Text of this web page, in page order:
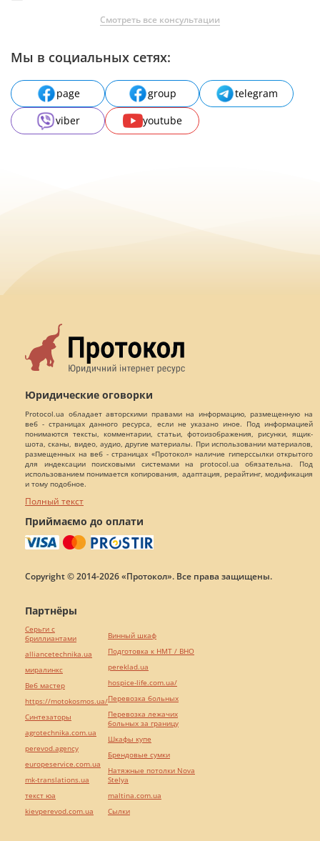
Смотреть все консультации
Мы в социальных сетях:
page group
telegram
viber
youtube
Юридические оговорки
Protocol.ua обладает авторскими правами на информацию, размещенную на
веб - страницах данного ресурса, если не указано иное. Под информацией
понимаются тексты, комментарии, статьи, фотоизображения, рисунки, ящик-
шота, сканы, видео, аудио, другие материалы. При использовании материалов,
размещенных на веб - страницах «Протокол» наличие гиперссылки открытого
для индексации поисковыми системами на protocol.ua обязательна. Под
использованием понимается копирования, адаптация, рерайтинг, модификация
и тому подобное.
Полный текст
Приймаємо до оплати
Copyright © 2014-2026 «Протокол». Все права защищены.
Партнёры
Серьги с
бриллиантами
alliancetechnika.ua
миралинкс
Веб мастер
https://motokosmos.ua/
Синтезаторы
agrotechnika.com.ua
perevod.agency
europeservice.com.ua
mk-translations.ua
текст юа
kievperevod.com.ua
Винный шкаф
Подготовка к НМТ / ВНО
pereklad.ua
hospice-life.com.ua/
Перевозка больных
Перевозка лежачих
больных за границу
Шкафы купе
Брендовые сумки
Натяжные потолки Nova
Stelya
maltina.com.ua
Cылки